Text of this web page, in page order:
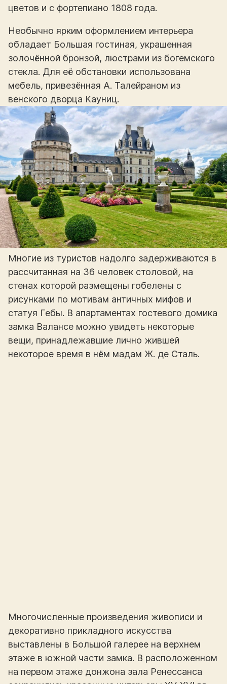
цветов и с фортепиано 1808 года.
Необычно ярким оформлением интерьера
обладает Большая гостиная, украшенная
золочённой бронзой, люстрами из богемского
стекла. Для её обстановки использована
мебель, привезённая А. Талейраном из
венского дворца Кауниц.
Многие из туристов надолго задерживаются в
рассчитанная на 36 человек столовой, на
стенах которой размещены гобелены с
рисунками по мотивам античных мифов и
статуя Гебы. В апартаментах гостевого домика
замка Валансе можно увидеть некоторые
вещи, принадлежавшие лично жившей
некоторое время в нём мадам Ж. де Сталь.
Многочисленные произведения живописи и
декоративно прикладного искусства
выставлены в Большой галерее на верхнем
этаже в южной части замка. В расположенном
на первом этаже донжона зала Ренессанса